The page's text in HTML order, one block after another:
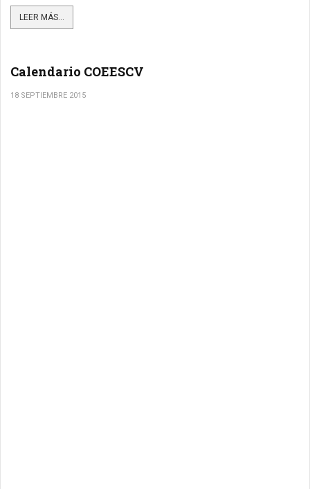
LEER MÁS...
Calendario COEESCV
18 SEPTIEMBRE 2015